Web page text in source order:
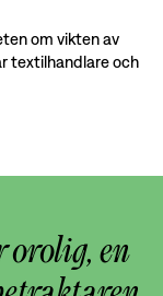
om vikten av
textilhandlare och
orolig, en